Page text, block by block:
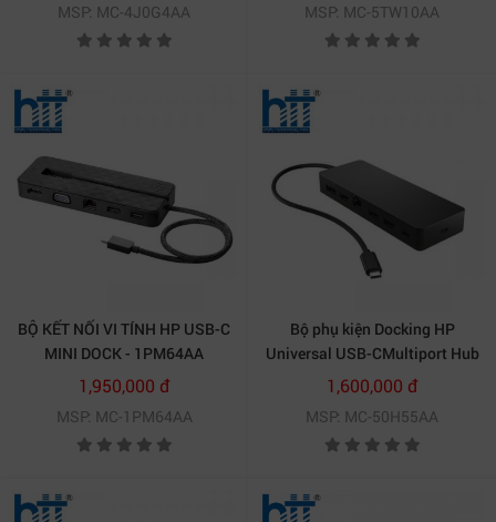
MSP: MC-4J0G4AA MSP: MC-5TW10AA
BỘ KẾT NỐI VI TÍNH HP USB-C
MINI DOCK - 1PM64AA
1,950,000 đ
MSP: MC-1PM64AA
Bộ phụ kiện Docking HP
Universal USB-CMultiport Hub
(50H55AA)
1,600,000 đ
MSP: MC-50H55AA